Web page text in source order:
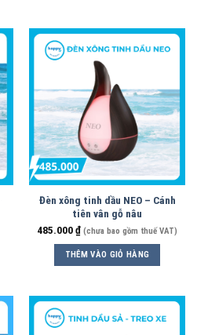
Đèn xông tinh dầu NEO – Cánh
tiên vân gỗ nâu
485.000₫ (chưa bao gồm thuế VAT)
THÊM VÀO GIỎ HÀNG